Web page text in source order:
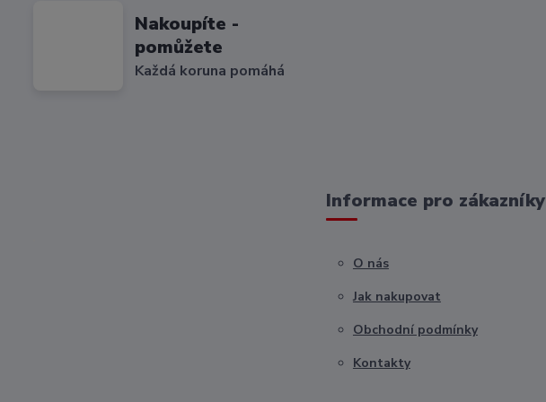
Nakoupíte -
pomůžete
Každá koruna pomáhá
Informace pro zákazníky
O nás
Jak nakupovat
Obchodní podmínky
Kontakty